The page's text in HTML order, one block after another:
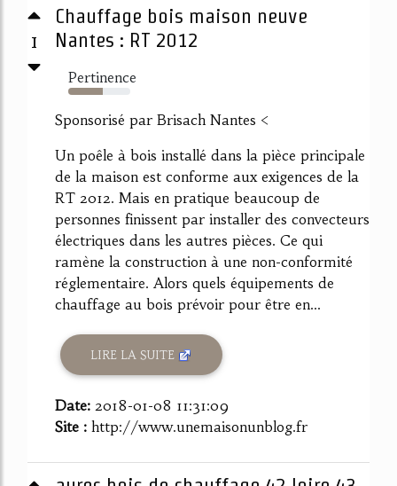
1
Chauffage bois maison neuve
Nantes : RT 2012
Pertinence
55%
Sponsorisé par Brisach Nantes <
Un poêle à bois installé dans la pièce principale
de la maison est conforme aux exigences de la
RT 2012. Mais en pratique beaucoup de
personnes finissent par installer des convecteurs
électriques dans les autres pièces. Ce qui
ramène la construction à une non-conformité
réglementaire. Alors quels équipements de
chauffage au bois prévoir pour être en...
LIRE LA SUITE
Date: 2018-01-08 11:31:09
Site : http://www.unemaisonunblog.fr